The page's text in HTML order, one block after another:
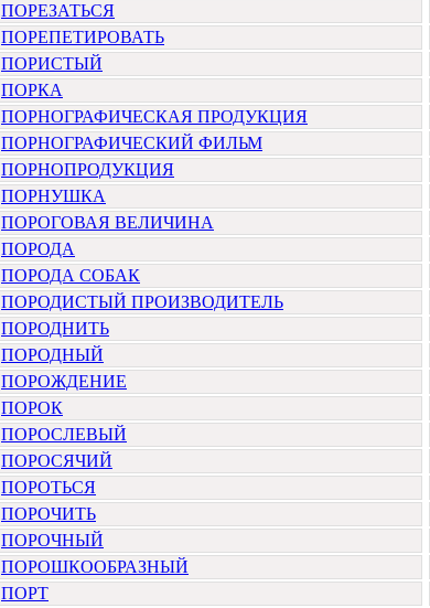
ПОРЕЗАТЬСЯ
ПОРЕПЕТИРОВАТЬ
ПОРИСТЫЙ
ПОРКА
ПОРНОГРАФИЧЕСКАЯ ПРОДУКЦИЯ
ПОРНОГРАФИЧЕСКИЙ ФИЛЬМ
ПОРНОПРОДУКЦИЯ
ПОРНУШКА
ПОРОГОВАЯ ВЕЛИЧИНА
ПОРОДА
ПОРОДА СОБАК
ПОРОДИСТЫЙ ПРОИЗВОДИТЕЛЬ
ПОРОДНИТЬ
ПОРОДНЫЙ
ПОРОЖДЕНИЕ
ПОРОК
ПОРОСЛЕВЫЙ
ПОРОСЯЧИЙ
ПОРОТЬСЯ
ПОРОЧИТЬ
ПОРОЧНЫЙ
ПОРОШКООБРАЗНЫЙ
ПОРТ